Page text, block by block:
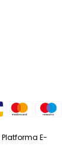
Platforma E-